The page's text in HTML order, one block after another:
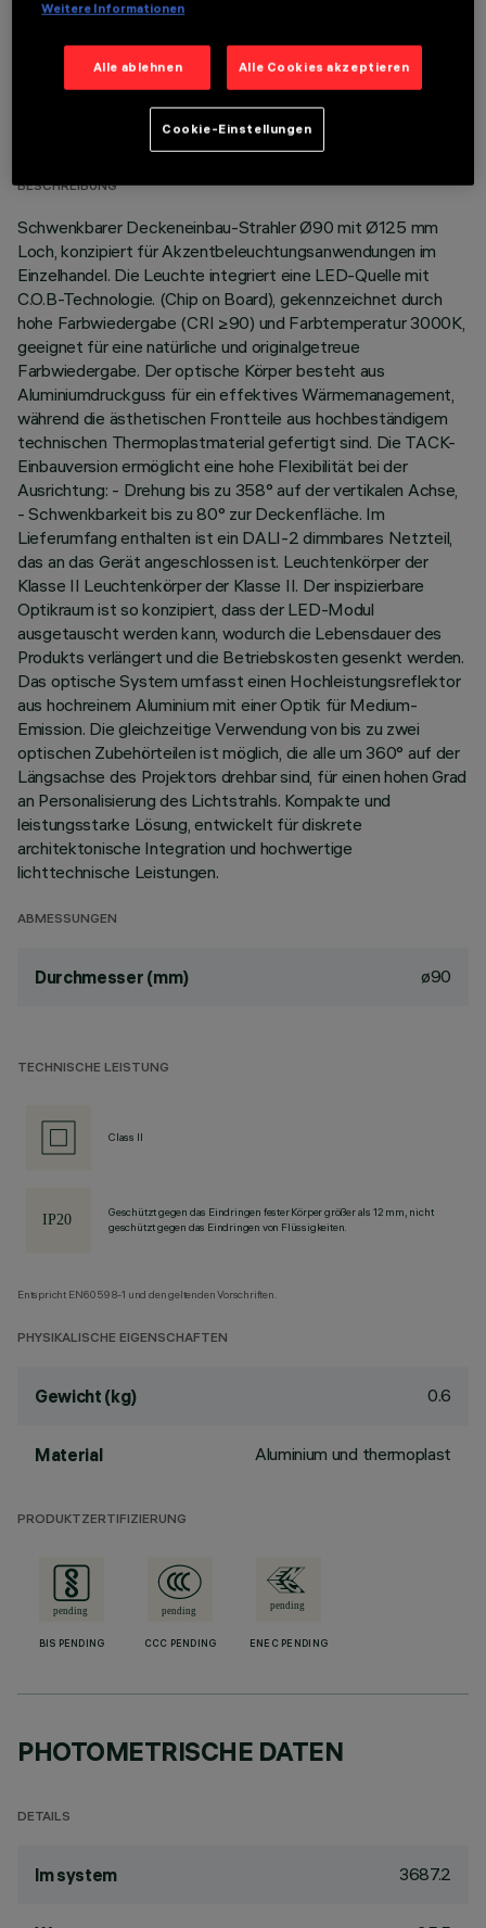
TECHNISCHE DATEN
LETZTES UPDATE: 05.08.2026
BESCHREIBUNG
Schwenkbarer Deckeneinbau-Strahler Ø90 mit Ø125 mm
Loch, konzipiert für Akzentbeleuchtungsanwendungen im
Einzelhandel. Die Leuchte integriert eine LED-Quelle mit
C.O.B-Technologie. (Chip on Board), gekennzeichnet durch
hohe Farbwiedergabe (CRI ≥90) und Farbtemperatur 3000K,
geeignet für eine natürliche und originalgetreue
Farbwiedergabe. Der optische Körper besteht aus
Aluminiumdruckguss für ein effektives Wärmemanagement,
während die ästhetischen Frontteile aus hochbeständigem
technischen Thermoplastmaterial gefertigt sind. Die TACK-
Einbauversion ermöglicht eine hohe Flexibilität bei der
Ausrichtung: - Drehung bis zu 358° auf der vertikalen Achse,
- Schwenkbarkeit bis zu 80° zur Deckenfläche. Im
Lieferumfang enthalten ist ein DALI-2 dimmbares Netzteil,
das an das Gerät angeschlossen ist. Leuchtenkörper der
Klasse II Leuchtenkörper der Klasse II. Der inspizierbare
Optikraum ist so konzipiert, dass der LED-Modul
ausgetauscht werden kann, wodurch die Lebensdauer des
Produkts verlängert und die Betriebskosten gesenkt werden.
Das optische System umfasst einen Hochleistungsreflektor
aus hochreinem Aluminium mit einer Optik für Medium-
Emission. Die gleichzeitige Verwendung von bis zu zwei
optischen Zubehörteilen ist möglich, die alle um 360° auf der
Längsachse des Projektors drehbar sind, für einen hohen Grad
an Personalisierung des Lichtstrahls. Kompakte und
leistungsstarke Lösung, entwickelt für diskrete
architektonische Integration und hochwertige
lichttechnische Leistungen.
ABMESSUNGEN
Durchmesser (mm) ø90
TECHNISCHE LEISTUNG
Class II
Geschützt gegen das Eindringen fester Körper größer als 12 mm, nicht
geschützt gegen das Eindringen von Flüssigkeiten.
Entspricht EN60598-1 und den geltenden Vorschriften.
PHYSIKALISCHE EIGENSCHAFTEN
Gewicht (kg) 0.6
Material Aluminium und thermoplast
PRODUKTZERTIFIZIERUNG
BIS PENDING CCC PENDING ENEC PENDING
PHOTOMETRISCHE DATEN
DETAILS
lm system 3687.2
Weitere Informationen
Alle ablehnen Alle Cookies akzeptieren
Cookie-Einstellungen